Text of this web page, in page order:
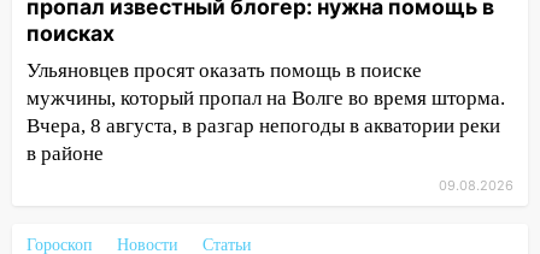
09:15 Ураган, изнасилование ребенка,
автоподставы и атака беспилотников:
важные итоги прошедшей недели в
Ульяновской области
08:20
пропал известный блогер: нужна помощь в
поисках
Ульяновцев просят оказать помощь в поиске
мужчины, который пропал на Волге во время шторма.
Вчера, 8 августа, в разгар непогоды в акватории реки
в районе
09.08.2026
Гороскоп Новости Статьи